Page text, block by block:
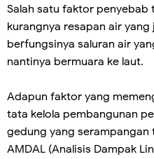
Salah satu faktor penyebab
kurangnya resapan air
berfungsinya saluran air
nantinya bermuara ke laut.
Adapun faktor yang
tata kelola pembangunan
gedung yang
AMDAL (Analisis Dampak